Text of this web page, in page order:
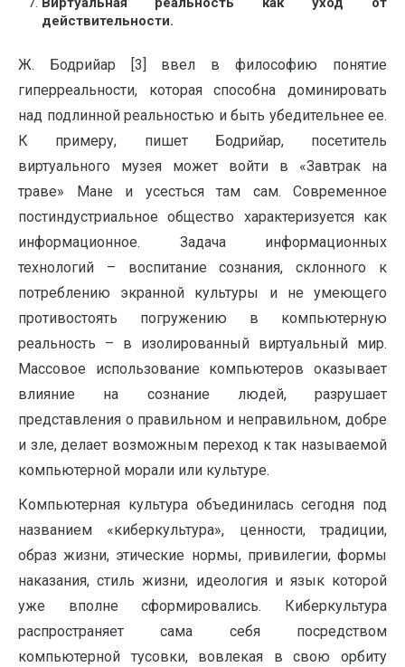
действительности.
Ж. Бодрийар [3] ввел в философию понятие
гиперреальности, которая способна доминировать
над подлинной реальностью и быть убедительнее ее.
К примеру, пишет Бодрийар, посетитель
виртуального музея может войти в «Завтрак на
траве» Мане и усесться там сам. Современное
постиндустриальное общество характеризуется как
информационное. Задача информационных
технологий – воспитание сознания, склонного к
потреблению экранной культуры и не умеющего
противостоять погружению в компьютерную
реальность – в изолированный виртуальный мир.
Массовое использование компьютеров оказывает
влияние на сознание людей, разрушает
представления о правильном и неправильном, добре
и зле, делает возможным переход к так называемой
компьютерной морали или культуре.
Компьютерная культура объединилась сегодня под
названием «киберкультура», ценности, традиции,
образ жизни, этические нормы, привилегии, формы
наказания, стиль жизни, идеология и язык которой
уже вполне сформировались. Киберкультура
распространяет сама себя посредством
компьютерной тусовки, вовлекая в свою орбиту